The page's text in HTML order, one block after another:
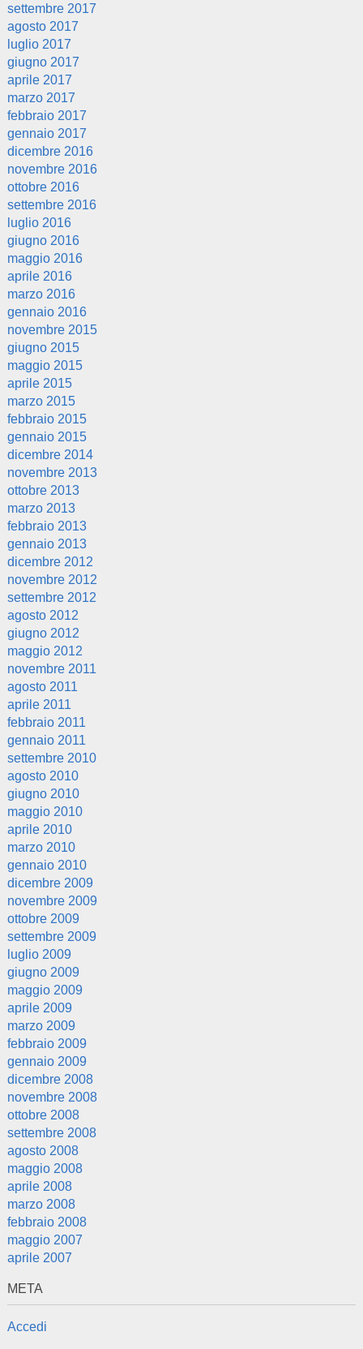
settembre 2017
agosto 2017
luglio 2017
giugno 2017
aprile 2017
marzo 2017
febbraio 2017
gennaio 2017
dicembre 2016
novembre 2016
ottobre 2016
settembre 2016
luglio 2016
giugno 2016
maggio 2016
aprile 2016
marzo 2016
gennaio 2016
novembre 2015
giugno 2015
maggio 2015
aprile 2015
marzo 2015
febbraio 2015
gennaio 2015
dicembre 2014
novembre 2013
ottobre 2013
marzo 2013
febbraio 2013
gennaio 2013
dicembre 2012
novembre 2012
settembre 2012
agosto 2012
giugno 2012
maggio 2012
novembre 2011
agosto 2011
aprile 2011
febbraio 2011
gennaio 2011
settembre 2010
agosto 2010
giugno 2010
maggio 2010
aprile 2010
marzo 2010
gennaio 2010
dicembre 2009
novembre 2009
ottobre 2009
settembre 2009
luglio 2009
giugno 2009
maggio 2009
aprile 2009
marzo 2009
febbraio 2009
gennaio 2009
dicembre 2008
novembre 2008
ottobre 2008
settembre 2008
agosto 2008
maggio 2008
aprile 2008
marzo 2008
febbraio 2008
maggio 2007
aprile 2007
META
Accedi